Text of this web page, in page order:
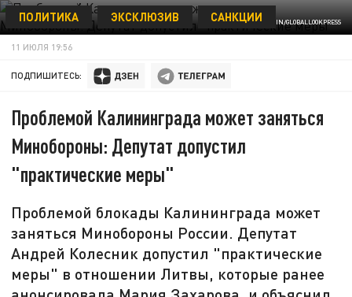
KONSTANTIN KOKOSHKIN/GLOBALLOOKPRESS
ПОЛИТИКА ЭКСКЛЮЗИВ САНКЦИИ
11 ИЮЛЯ 19:56
ПОДПИШИТЕСЬ:
Проблемой Калининграда может заняться
Минобороны: Депутат допустил
"практические меры"
Проблемой блокады Калининграда может
заняться Минобороны России. Депутат
Андрей Колесник допустил "практические
меры" в отношении Литвы, которые ранее